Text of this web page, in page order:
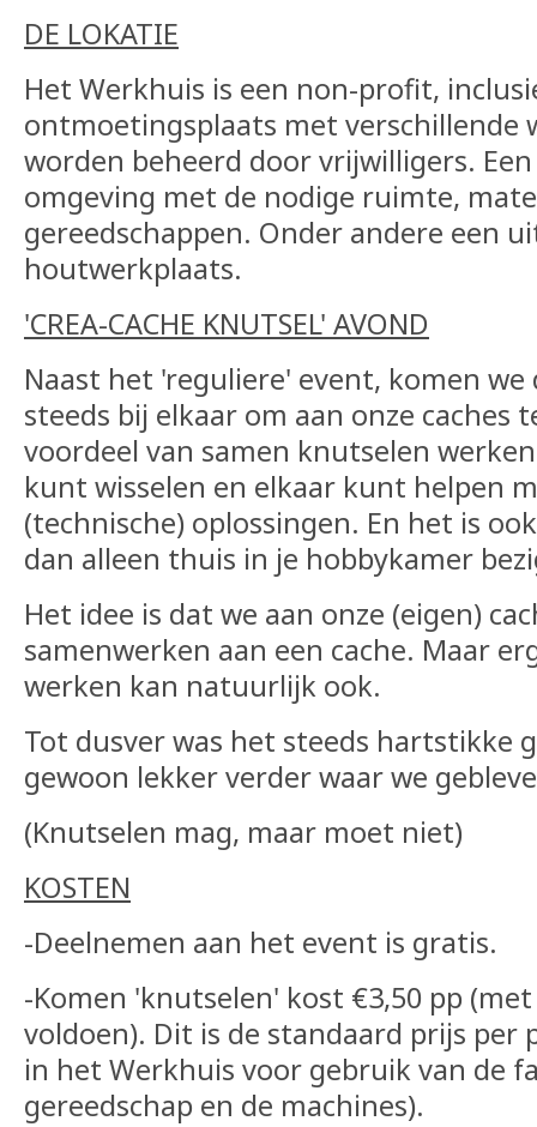
DE LOKATIE
Het Werkhuis is een non-profit,
ontmoetingsplaats met verschillende
worden beheerd door vrijwilligers.
omgeving met de nodige ruimte,
gereedschappen. Onder andere een
houtwerkplaats.
'CREA-CACHE KNUTSEL' AVOND
Naast het 'reguliere' event, komen we
steeds bij elkaar om aan onze caches
voordeel van samen knutselen
kunt wisselen en elkaar kunt helpen
(technische) oplossingen. En het is
dan alleen thuis in je hobbykamer
Het idee is dat we aan onze (eigen)
samenwerken aan een cache. Maar
werken kan natuurlijk ook.
Tot dusver was het steeds hartstikke
gewoon lekker verder waar we
(Knutselen mag, maar moet niet)
KOSTEN
-Deelnemen aan het event is gratis.
-Komen 'knutselen' kost €3,50 pp
voldoen). Dit is de standaard prijs per
in het Werkhuis voor gebruik van de
gereedschap en de machines).